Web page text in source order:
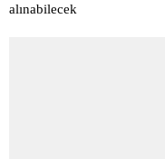
alınabilecek